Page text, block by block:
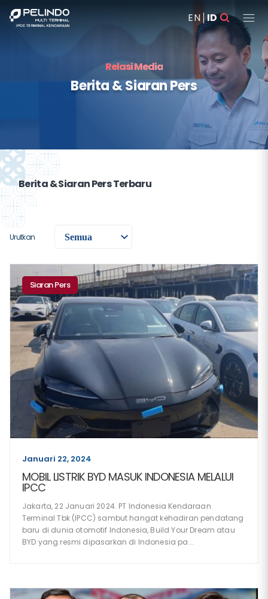
EN ID
Relasi Media
Berita & Siaran Pers
Berita & Siaran Pers Terbaru
Urutkan
Siaran Pers
Januari 22, 2024
MOBIL LISTRIK BYD MASUK INDONESIA MELALUI
IPCC
Jakarta, 22 Januari 2024. PT Indonesia Kendaraan
Terminal Tbk (IPCC) sambut hangat kehadiran pendatang
baru di dunia otomotif Indonesia, Build Your Dream atau
BYD yang resmi dipasarkan di Indonesia pa...